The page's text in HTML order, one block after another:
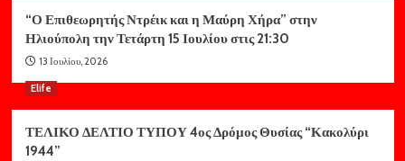
“Ο Επιθεωρητής Ντρέικ και η Μαύρη Χήρα” στην
Ηλιούπολη την Τετάρτη 15 Ιουλίου στις 21:30
13 Ιουλίου, 2026
Elife
ΤΕΛΙΚΟ ΔΕΛΤΙΟ ΤΥΠΟΥ 4ος Δρόμος Θυσίας “Κακολύρι
1944”